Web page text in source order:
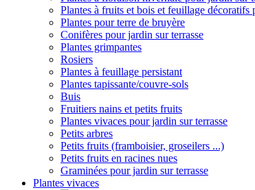
Plantes à fruits et bois et feuillage décoratifs
Plantes pour terre de bruyère
Conifères pour jardin sur terrasse
Plantes grimpantes
Rosiers
Plantes à feuillage persistant
Plantes tapissante/couvre-sols
Buis
Fruitiers nains et petits fruits
Plantes vivaces pour jardin sur terrasse
Petits arbres
Petits fruits (framboisier, groseilers ...)
Petits fruits en racines nues
Graminées pour jardin sur terrasse
Plantes vivaces